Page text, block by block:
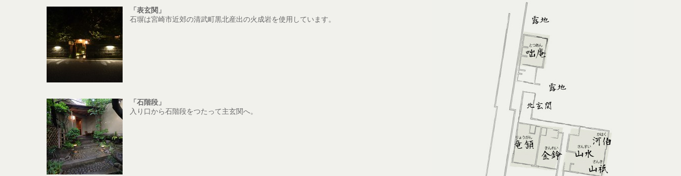
「表玄関」
石塀は宮崎市近郊の清武町黒北産出の火成岩を使用しています。
「石階段」
入り口から石階段をつたって主玄関へ。